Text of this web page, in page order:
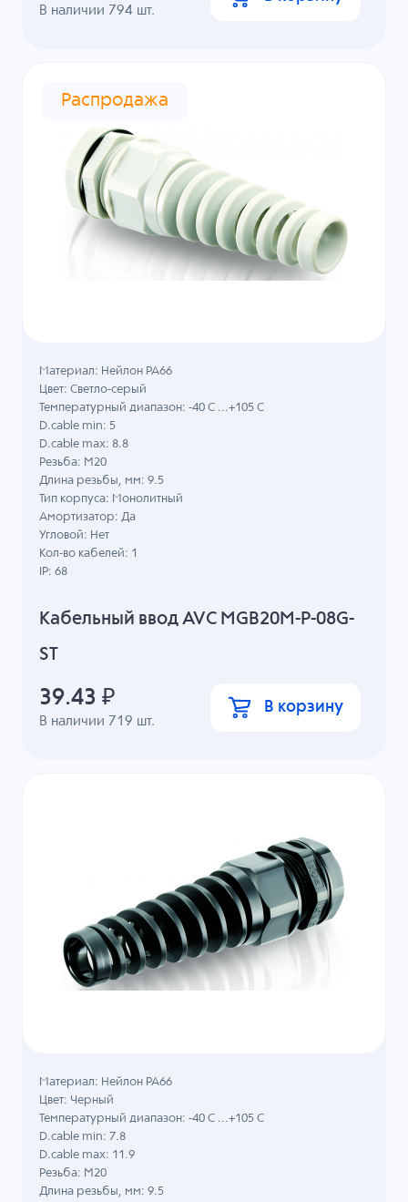
В наличии 794 шт.
Распродажа
Кабельный ввод AVC MGB20M-P-08G-
ST
В наличии 719 шт.
Материал: Нейлон PA66
Цвет: Светло-серый
Температурный диапазон: -40 C ...+105 C
D.cable min: 5
D.cable max: 8.8
Резьба: M20
Длина резьбы, мм: 9.5
Тип корпуса: Монолитный
Амортизатор: Да
Угловой: Нет
Кол-во кабелей: 1
IP: 68
39.43 ₽ В корзину
Материал: Нейлон PA66
Цвет: Черный
Температурный диапазон: -40 C ...+105 C
D.cable min: 7.8
D.cable max: 11.9
Резьба: M20
Длина резьбы, мм: 9.5